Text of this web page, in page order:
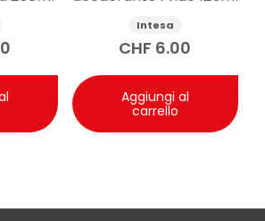
Intesa
CHF 6.00
Aggiungi al
carrello